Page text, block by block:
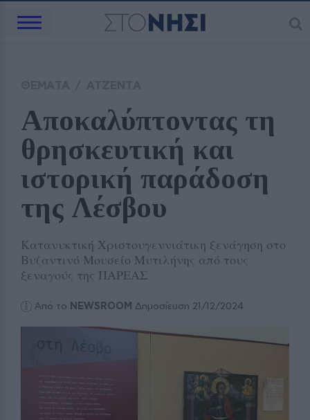
Αποκαλύπτοντας τη
θρησκευτική και
ιστορική παράδοση
της Λέσβου
Κατανυκτική Χριστουγεννιάτικη ξενάγηση στο
Βυζαντινό Μουσείο Μυτιλήνης από τους
ξεναγούς της ΠΑΡΕΑΣ
Από το NEWSROOM Δημοσίευση 21/12/2024